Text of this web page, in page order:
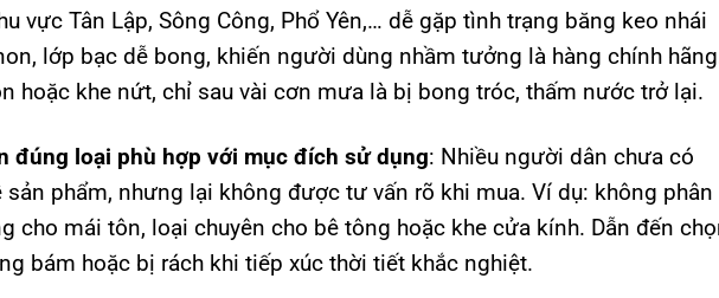
vực Tân Lập, Sông Công, Phổ Yên,… dễ gặp tình trạng băng keo nhái
lớp bạc dễ bong, khiến người dùng nhầm tưởng là hàng chính
hoặc khe nứt, chỉ sau vài cơn mưa là bị bong tróc, thấm nước trở lại.
đúng loại phù hợp với mục đích sử dụng: Nhiều người dân chưa có
sản phẩm, nhưng lại không được tư vấn rõ khi mua. Ví dụ: không phân
cho mái tôn, loại chuyên cho bê tông hoặc khe cửa kính. Dẫn đến
bám hoặc bị rách khi tiếp xúc thời tiết khắc nghiệt.